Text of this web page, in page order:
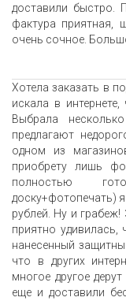
доставили быстро.
фактура приятная,
очень сочное.
Хотела заказать в
искала в
Выбрала
предлагают
одном из
приобрету лишь
полностью
доску+фотопечать)
рублей. Ну и
приятно удивилась,
нанесенный
что в других
многое другое
еще и доставили